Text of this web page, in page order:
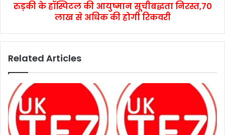
रुड़की के हॉस्पिटल की आयुष्मान सूचीबद्धता निरस्त,70
लाख से अधिक की होगी रिकवरी
Related Articles